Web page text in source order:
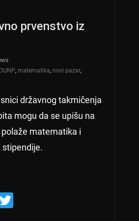
prvenstvo iz
DUNP, matematika, novi pazar,
državnog takmičenja
mogu da se upišu na
matematika i
stipendije.